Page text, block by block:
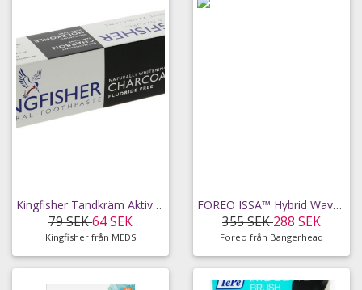
Kingfisher Tandkräm Aktivt Kol Whitening 100 ml
79 SEK64 SEK
Kingfisher från MEDS
FOREO ISSA™ Hybrid Wave Brush Head Mint
355 SEK288 SEK
Foreo från Bangerhead